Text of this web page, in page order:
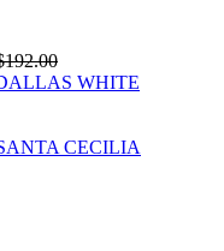
192.00
WHITE
CECILIA